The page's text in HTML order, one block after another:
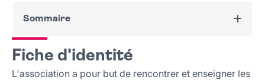
Sommaire
Fiche d'identité
Nous contacter
Fiche d'identité
L'association a pour but de rencontrer et enseigner les